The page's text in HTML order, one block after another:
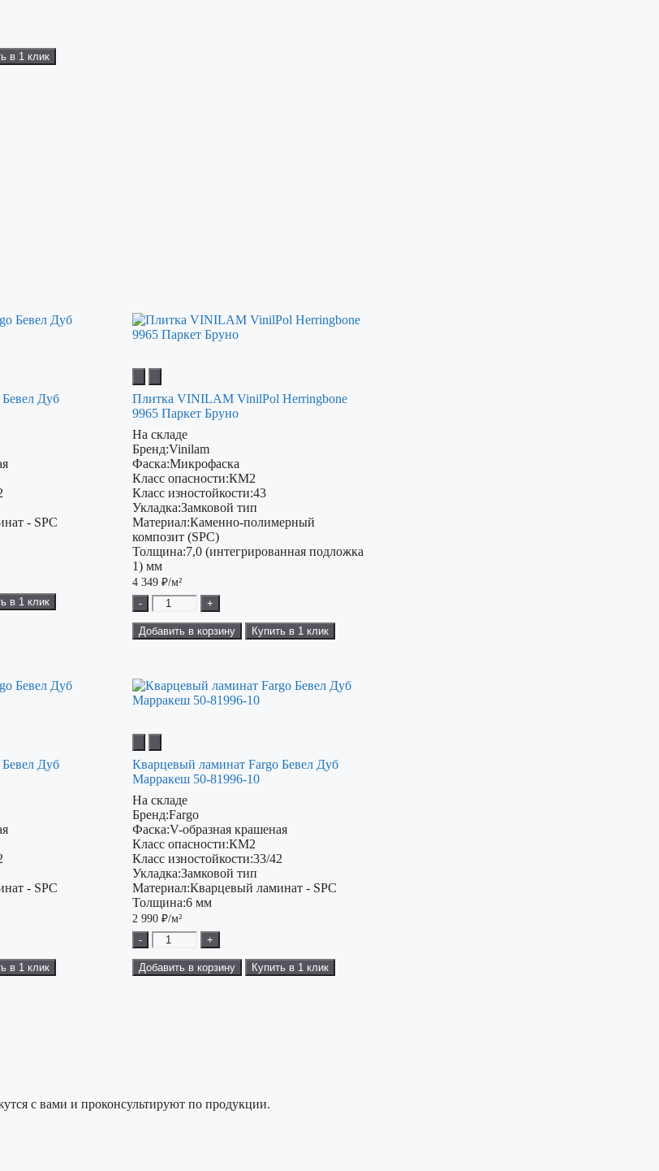
в 1 клик
Дуб
- SPC
в 1 клик
Плитка VINILAM VinilPol Herringbone
9965 Паркет Бруно
На складе
Бренд:Vinilam
Фаска:Микрофаска
Класс опасности:КМ2
Класс изностойкости:43
Укладка:Замковой тип
Материал:Каменно-полимерный
композит (SPC)
Толщина:7,0 (интегрированная подложка
1) мм
4 349 ₽/м²
-
+
Добавить в корзину Купить в 1 клик
Дуб
- SPC
в 1 клик
Кварцевый ламинат Fargo Бевел Дуб
Марракеш 50-81996-10
На складе
Бренд:Fargo
Фаска:V-образная крашеная
Класс опасности:КМ2
Класс изностойкости:33/42
Укладка:Замковой тип
Материал:Кварцевый ламинат - SPC
Толщина:6 мм
2 990 ₽/м²
-
+
Добавить в корзину Купить в 1 клик
с вами и проконсультируют по продукции.